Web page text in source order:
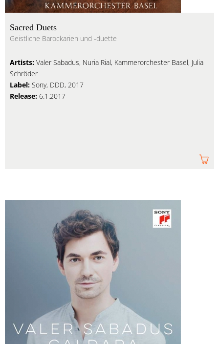
Sacred Duets
Geistliche Barockarien und -duette
Artists: Valer Sabadus, Nuria Rial, Kammerorchester Basel, Julia
Schröder
Label: Sony, DDD, 2017
Release: 6.1.2017